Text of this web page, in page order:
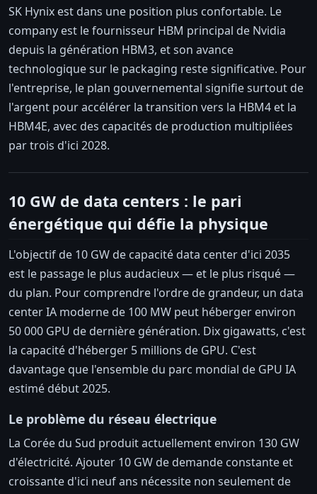
SK Hynix est dans une position plus confortable. Le
company est le fournisseur HBM principal de Nvidia
depuis la génération HBM3, et son avance
technologique sur le packaging reste significative. Pour
l'entreprise, le plan gouvernemental signifie surtout de
l'argent pour accélérer la transition vers la HBM4 et la
HBM4E, avec des capacités de production multipliées
par trois d'ici 2028.
10 GW de data centers : le pari
énergétique qui défie la physique
L'objectif de 10 GW de capacité data center d'ici 2035
est le passage le plus audacieux — et le plus risqué —
du plan. Pour comprendre l'ordre de grandeur, un data
center IA moderne de 100 MW peut héberger environ
50 000 GPU de dernière génération. Dix gigawatts, c'est
la capacité d'héberger 5 millions de GPU. C'est
davantage que l'ensemble du parc mondial de GPU IA
estimé début 2025.
Le problème du réseau électrique
La Corée du Sud produit actuellement environ 130 GW
d'électricité. Ajouter 10 GW de demande constante et
croissante d'ici neuf ans nécessite non seulement de